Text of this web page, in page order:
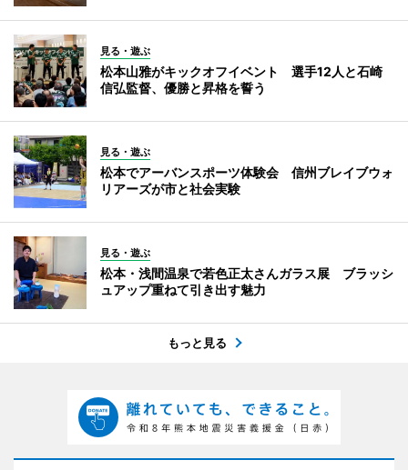
見る・遊ぶ
松本山雅がキックオフイベント 選手12人と石崎
信弘監督、優勝と昇格を誓う
見る・遊ぶ
松本でアーバンスポーツ体験会 信州ブレイブウォ
リアーズが市と社会実験
見る・遊ぶ
松本・浅間温泉で若色正太さんガラス展 ブラッシ
ュアップ重ねて引き出す魅力
もっと見る